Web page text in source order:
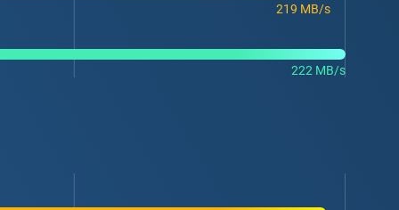
219 MB/s
222 MB/s